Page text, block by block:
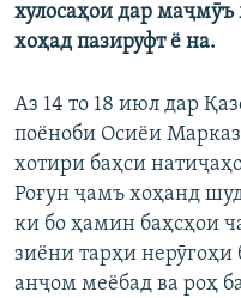
хулосаҳои дар
хоҳад пазируфт ё на.
Аз 14 то 18 июл дар
поёноби Осиёи
хотири баҳси
Роғун ҷамъ хоҳанд
ки бо ҳамин баҳсҳои
зиёни тарҳи нерӯгоҳи
анҷом меёбад ва роҳ